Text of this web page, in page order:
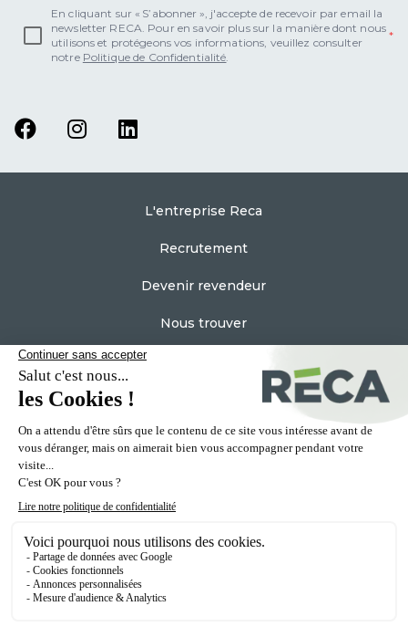
En cliquant sur « S’abonner », j'accepte de recevoir par email la
newsletter RECA. Pour en savoir plus sur la manière dont nous
utilisons et protégeons vos informations, veuillez consulter
notre Politique de Confidentialité.
L'entreprise Reca
Recrutement
Devenir revendeur
Nous trouver
Vie privée
Politique des cookies